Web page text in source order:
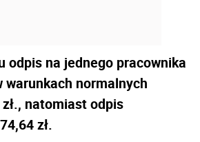
odpis na jednego pracownika
warunkach normalnych
natomiast odpis
zł.